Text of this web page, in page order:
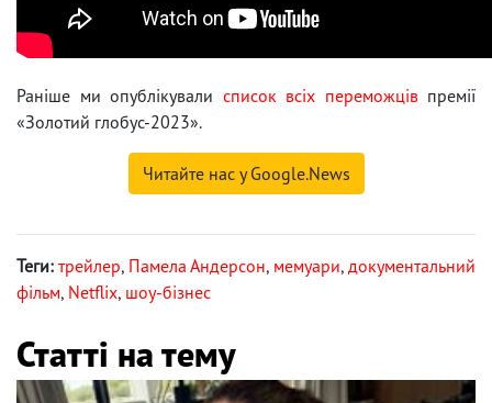
Раніше ми опублікували список всіх переможцівпремії
«Золотий глобус-2023».
Читайте нас у Google.News
Теги: трейлер, Памела Андерсон, мемуари, документальний
фільм, Netflix, шоу-бізнес
Статті на тему